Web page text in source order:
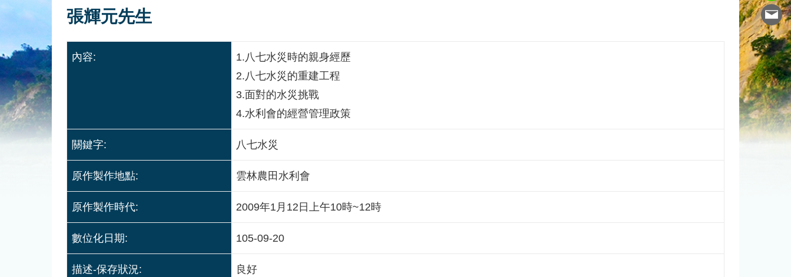
張輝元先生
內容:
1.八七水災時的親身經歷
2.八七水災的重建工程
3.面對的水災挑戰
4.水利會的經營管理政策
關鍵字: 八七水災
原作製作地點: 雲林農田水利會
原作製作時代: 2009年1月12日上午10時~12時
數位化日期: 105-09-20
描述-保存狀況: 良好